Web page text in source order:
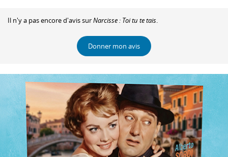
Il n'y a pas encore d'avis surNarcisse : Toi tu te tais.
Donner mon avis